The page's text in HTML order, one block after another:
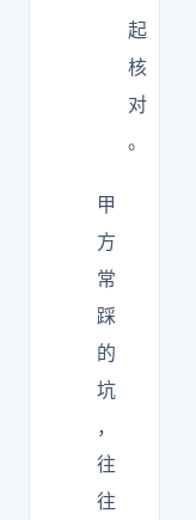
起
核
对
。
甲
方
常
踩
的
坑
，
往
往